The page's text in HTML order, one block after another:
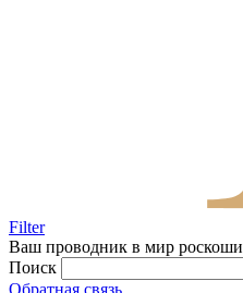
Filter
Ваш проводник в мир роскоши
Поиск